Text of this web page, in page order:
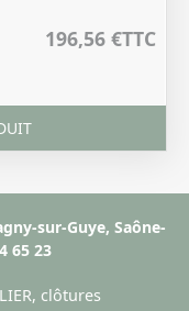
196,56 €TTC
sur-Guye, Saône-
65 23
clôtures